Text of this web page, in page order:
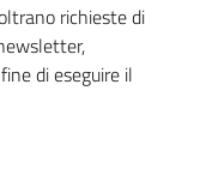
richieste di
di eseguire il